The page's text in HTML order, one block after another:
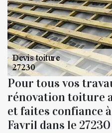
Pour tous vos
rénovation toiture
et faites confiance
Favril dans le 27230